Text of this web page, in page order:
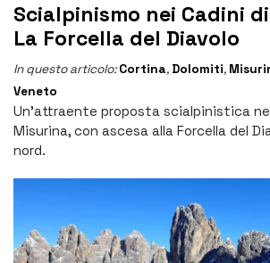
Scialpinismo nei Cadini
La Forcella del Diavolo
In questo articolo:Cortina, Dolomiti,
Veneto
Un’attraente proposta scialpinistica
Misurina, con ascesa alla Forcella del
nord.